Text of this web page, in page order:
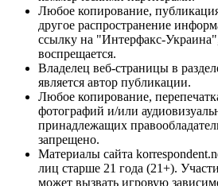
Любое копирование,
другое распространение
ссылку на "Интерфакс-
воспрещается.
Владелец веб-страницы в
является автор публикации.
Любое копирование,
фотографий и/или
принадлежащих
запрещено.
Материалы сайта
лиц старше 21 года (21+).
может вызвать игровую